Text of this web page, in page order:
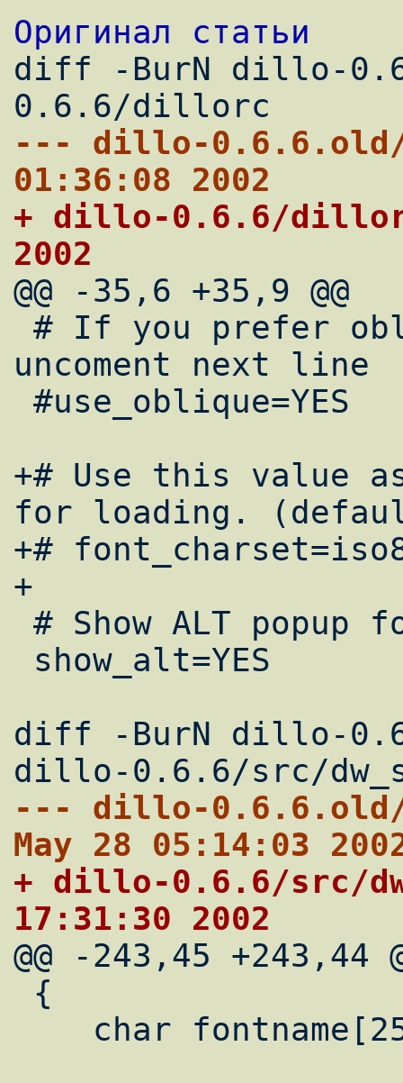
Оригинал статьи
diff -BurN dillo-
--- dillo-0.6.6.old/dillorc
01:36:08 2002
+ dillo-0.6.6/dillorc	Sat Jun  1
2002
@@ -35,6 +35,9 @@
uncoment next line
+# Use this value
for loading.
+#
+
diff -BurN dillo-
--- dillo-0.6.6.old/
May 28 05:14:03
+ dillo-0.6.6/src/
17:31:30 2002
@@ -243,45 +243,44